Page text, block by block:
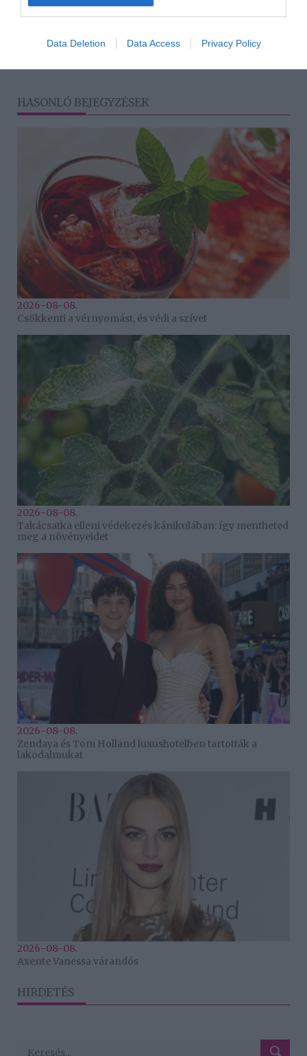
Data Deletion Data Access Privacy Policy
HASONLÓ BEJEGYZÉSEK
2026-08-08.
Csökkenti a vérnyomást, és védi a szívet
2026-08-08.
Takácsatka elleni védekezés kánikulában: így mentheted
meg a növényeidet
2026-08-08.
Zendaya és Tom Holland luxushotelben tartották a
lakodalmukat
2026-08-08.
Axente Vanessa várandós
HIRDETÉS